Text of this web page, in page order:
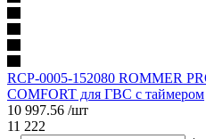
RCP-0005-152080 ROMMER
COMFORT для ГВС с таймером
10 997.56 /шт
11 222